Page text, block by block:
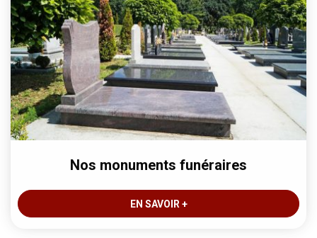
Nos monuments funéraires
EN SAVOIR +